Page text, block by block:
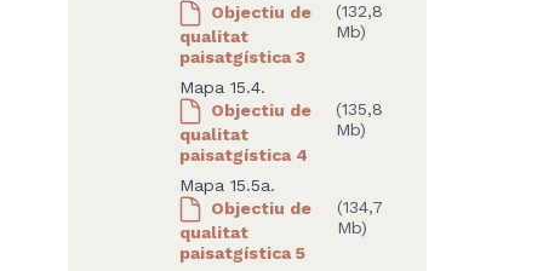
Objectiu de
qualitat
paisatgística 3
(132,8
Mb)
Mapa 15.4.
Objectiu de
qualitat
paisatgística 4
(135,8
Mb)
Mapa 15.5a.
Objectiu de
qualitat
paisatgística 5
(134,7
Mb)